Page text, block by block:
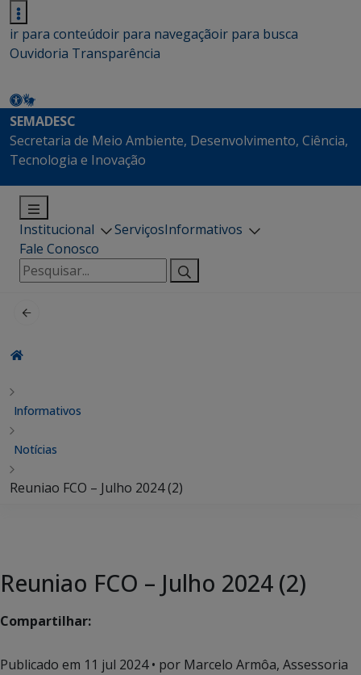
ir para conteúdoir para navegaçãoir para busca
Ouvidoria Transparência
SEMADESC
Secretaria de Meio Ambiente, Desenvolvimento, Ciência,
Tecnologia e Inovação
Institucional ServiçosInformativos
Fale Conosco
Pesquisar
por:
Informativos
Notícias
Reuniao FCO – Julho 2024 (2)
Reuniao FCO – Julho 2024 (2)
Compartilhar:
Publicado em 11 jul 2024• por Marcelo Armôa, Assessoria